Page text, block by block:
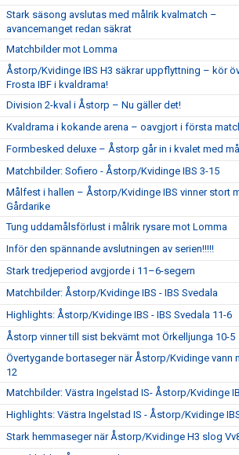
Stark säsong avslutas med målrik kvalmatch –
avancemanget redan säkrat
Matchbilder mot Lomma
Åstorp/Kvidinge IBS H3 säkrar uppflyttning – kör
Frosta IBF i kvaldrama!
Division 2-kval i Åstorp – Nu gäller det!
Kvaldrama i kokande arena – oavgjort i första
Formbesked deluxe – Åstorp går in i kvalet med
Matchbilder: Sofiero - Åstorp/Kvidinge IBS 3-15
Målfest i hallen – Åstorp/Kvidinge IBS vinner stort
Gårdarike
Tung uddamålsförlust i målrik rysare mot Lomma
Inför den spännande avslutningen av serien!!!!!
Stark tredjeperiod avgjorde i 11–6-segern
Matchbilder: Åstorp/Kvidinge IBS - IBS Svedala
Highlights: Åstorp/Kvidinge IBS - IBS Svedala 11-6
Åstorp vinner till sist bekvämt mot Örkelljunga 10-5
Övertygande bortaseger när Åstorp/Kvidinge vann
12
Matchbilder: Västra Ingelstad IS- Åstorp/Kvidinge
Highlights: Västra Ingelstad IS - Åstorp/Kvidinge
Stark hemmaseger när Åstorp/Kvidinge H3 slog